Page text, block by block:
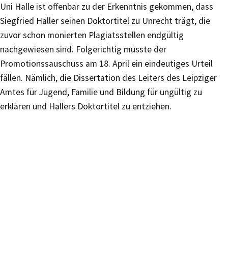
Uni Halle ist offenbar zu der Erkenntnis gekommen, dass
Siegfried Haller seinen Doktortitel zu Unrecht trägt, die
zuvor schon monierten Plagiatsstellen endgültig
nachgewiesen sind. Folgerichtig müsste der
Promotionssauschuss am 18. April ein eindeutiges Urteil
fällen. Nämlich, die Dissertation des Leiters des Leipziger
Amtes für Jugend, Familie und Bildung für ungültig zu
erklären und Hallers Doktortitel zu entziehen.